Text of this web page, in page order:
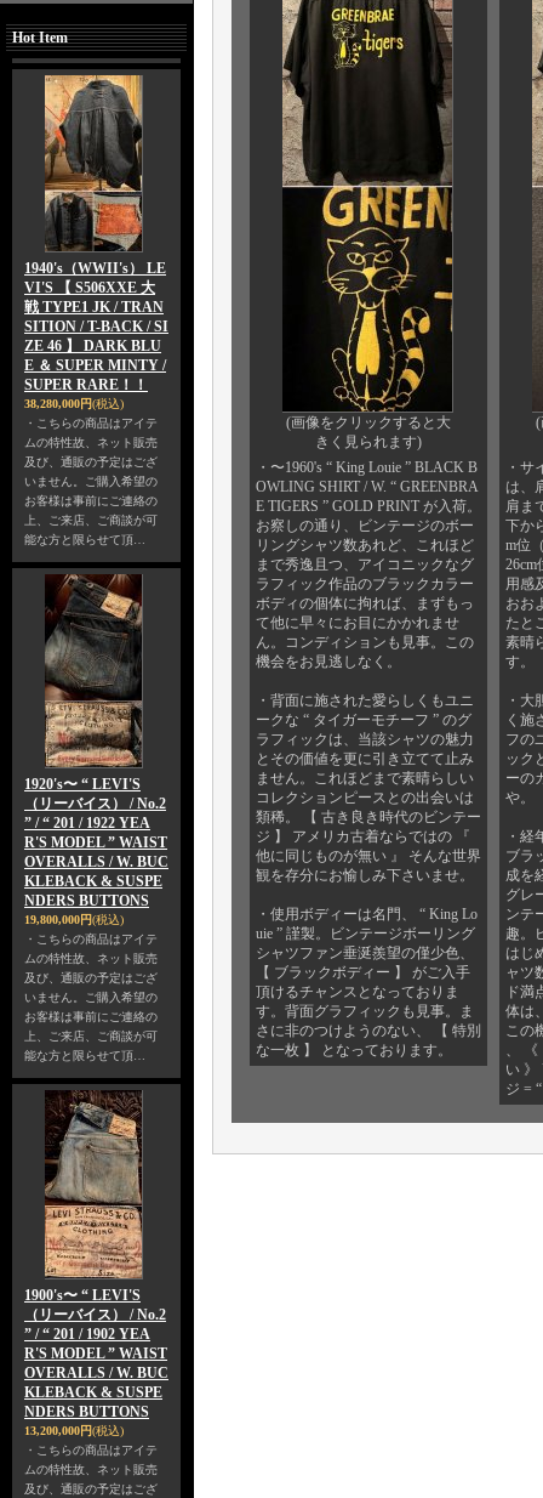
Hot Item
1940's（WWII's） LE
VI'S 【 S506XXE 大
戦 TYPE1 JK / TRAN
SITION / T-BACK / SI
ZE 46 】 DARK BLU
E ＆ SUPER MINTY /
SUPER RARE！！
38,280,000円(税込)
・こちらの商品はアイテ
ムの特性故、ネット販売
及び、通販の予定はござ
いません。ご購入希望の
お客様は事前にご連絡の
上、ご来店、ご商談が可
能な方と限らせて頂…
1920's〜 “ LEVI'S
（リーバイス） / No.2
” / “ 201 / 1922 YEA
R'S MODEL ” WAIST
OVERALLS / W. BUC
KLEBACK & SUSPE
NDERS BUTTONS
19,800,000円(税込)
・こちらの商品はアイテ
ムの特性故、ネット販売
及び、通販の予定はござ
いません。ご購入希望の
お客様は事前にご連絡の
上、ご来店、ご商談が可
能な方と限らせて頂…
1900's〜 “ LEVI'S
（リーバイス） / No.2
” / “ 201 / 1902 YEA
R'S MODEL ” WAIST
OVERALLS / W. BUC
KLEBACK & SUSPE
NDERS BUTTONS
13,200,000円(税込)
・こちらの商品はアイテ
ムの特性故、ネット販売
及び、通販の予定はござ
(画像をクリックすると大
きく見られます)
・〜1960's “ King Louie ” BLACK B
OWLING SHIRT / W. “ GREENBRA
E TIGERS ” GOLD PRINT が入荷。
お察しの通り、ビンテージのボー
リングシャツ数あれど、これほど
まで秀逸且つ、アイコニックなグ
ラフィック作品のブラックカラー
ボディの個体に拘れば、まずもっ
て他に早々にお目にかかれませ
ん。コンディションも見事。この
機会をお見逃しなく。
・背面に施された愛らしくもユニ
ークな “ タイガーモチーフ ” のグ
ラフィックは、当該シャツの魅力
とその価値を更に引き立てて止み
ません。これほどまで素晴らしい
コレクションピースとの出会いは
類稀。 【 古き良き時代のビンテー
ジ 】 アメリカ古着ならではの 『
他に同じものが無い 』 そんな世界
観を存分にお愉しみ下さいませ。
・使用ボディーは名門、 “ King Lo
uie ” 謹製。ビンテージボーリング
シャツファン垂涎羨望の僅少色、
【 ブラックボディー 】 がご入手
頂けるチャンスとなっておりま
す。背面グラフィックも見事。ま
さに非のつけようのない、 【 特別
な一枚 】 となっております。
(
・サ
は、
肩ま
下か
m位
用感
おお
たと
素晴
す。
・大
く施
フの
ック
ーの
や。
・経
ブラ
成を
グレ
ンテ
趣。
はじ
ャツ
ド満
体は
この
、 《
い 》
ジ =